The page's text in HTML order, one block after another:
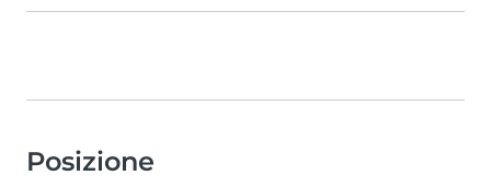
Posizione